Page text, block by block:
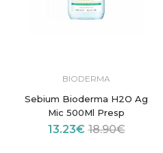
BIODERMA
Sebium Bioderma H2O Ag
Mic 500Ml Presp
13.23€18.90€